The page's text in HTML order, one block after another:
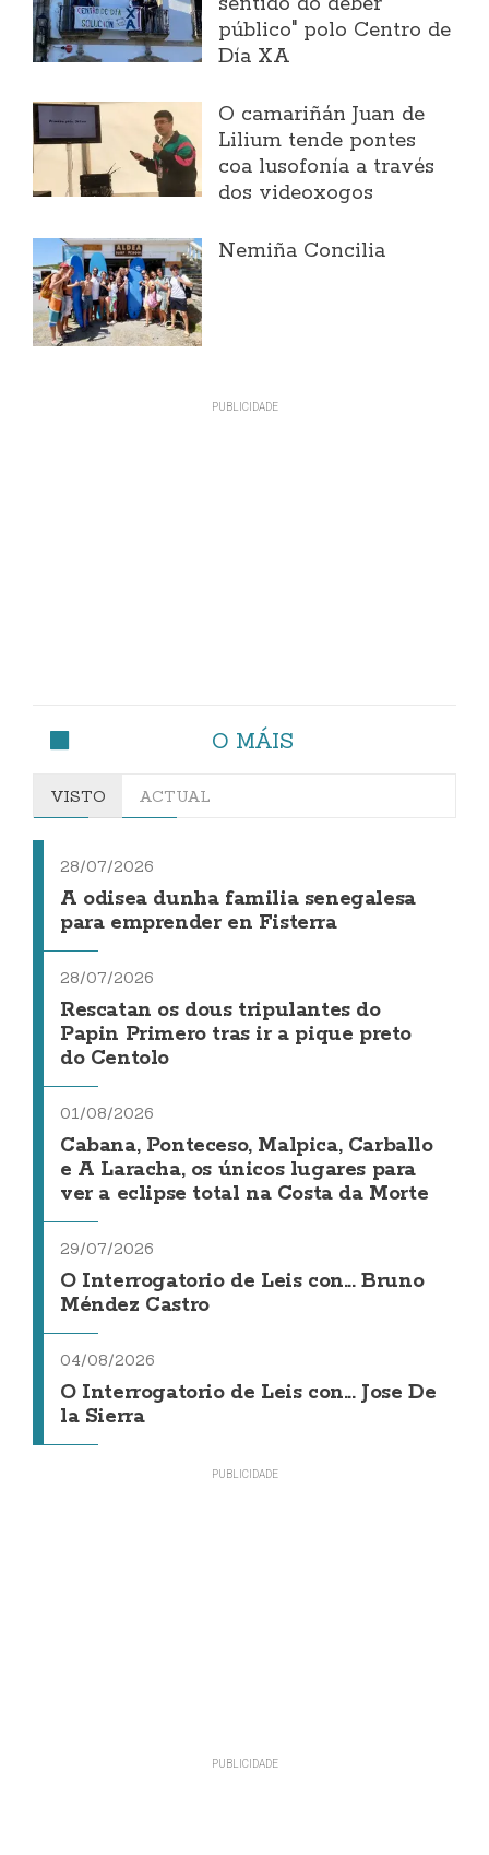
público" polo Centro de
Día XA
O camariñán Juan de
Lilium tende pontes
coa lusofonía a través
dos videoxogos
Nemiña Concilia
O MÁIS
VISTO ACTUAL
28/07/2026
A odisea dunha familia senegalesa
para emprender en Fisterra
28/07/2026
Rescatan os dous tripulantes do
Papin Primero tras ir a pique preto
do Centolo
01/08/2026
Cabana, Ponteceso, Malpica, Carballo
e A Laracha, os únicos lugares para
ver a eclipse total na Costa da Morte
29/07/2026
O Interrogatorio de Leis con... Bruno
Méndez Castro
04/08/2026
O Interrogatorio de Leis con... Jose De
la Sierra